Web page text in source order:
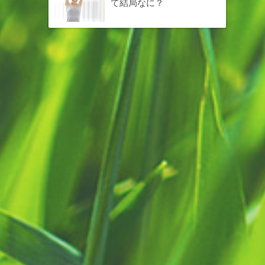
て結局なに？